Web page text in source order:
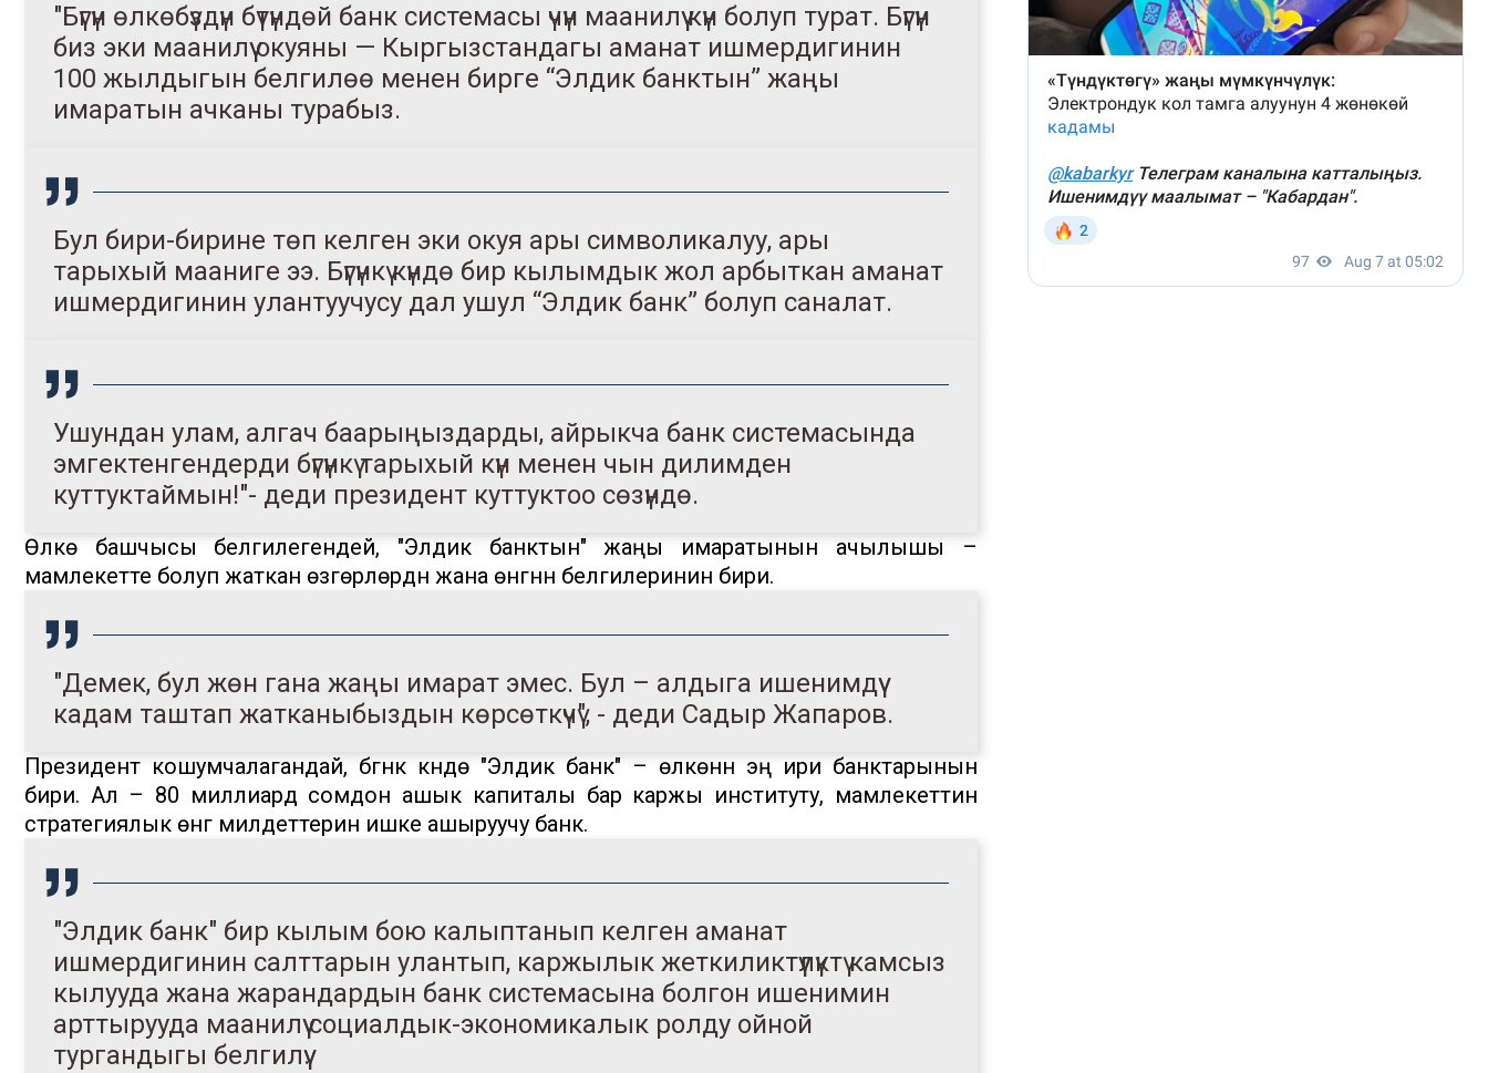
"Бүгүн өлкөбүздүн бүтүндөй банк системасы үчүн маанилүү күн болуп турат. Бүгүн
биз эки маанилүү окуяны — Кыргызстандагы аманат ишмердигинин
100 жылдыгын белгилөө менен бирге “Элдик банктын” жаңы
имаратын ачканы турабыз.
Бул бири-бирине төп келген эки окуя ары символикалуу, ары
тарыхый мааниге ээ. Бүгүнкү күндө бир кылымдык жол арбыткан аманат
ишмердигинин улантуучусу дал ушул “Элдик банк” болуп саналат.
Ушундан улам, алгач баарыңыздарды, айрыкча банк системасында
эмгектенгендерди бүгүнкү тарыхый күн менен чын дилимден
куттуктаймын!"- деди президент куттуктоо сөзүндө.
Өлкө башчысы белгилегендей, "Элдик банктын" жаңы имаратынын ачылышы –
мамлекетте болуп жаткан өзгөрүүлөрдүн жана өнүгүүнүн белгилеринин бири.
"Демек, бул жөн гана жаңы имарат эмес. Бул – алдыга ишенимдүү
кадам таштап жатканыбыздын көрсөткүчү", - деди Садыр Жапаров.
Президент кошумчалагандай, бүгүнкү күндө "Элдик банк" – өлкөнүн эң ири банктарынын
бири. Ал – 80 миллиард сомдон ашык капиталы бар каржы институту, мамлекеттин
стратегиялык өнүгүү милдеттерин ишке ашыруучу банк.
"Элдик банк" бир кылым бою калыптанып келген аманат
ишмердигинин салттарын улантып, каржылык жеткиликтүүлүктү камсыз
кылууда жана жарандардын банк системасына болгон ишенимин
арттырууда маанилүү социалдык-экономикалык ролду ойной
тургандыгы белгилүү.